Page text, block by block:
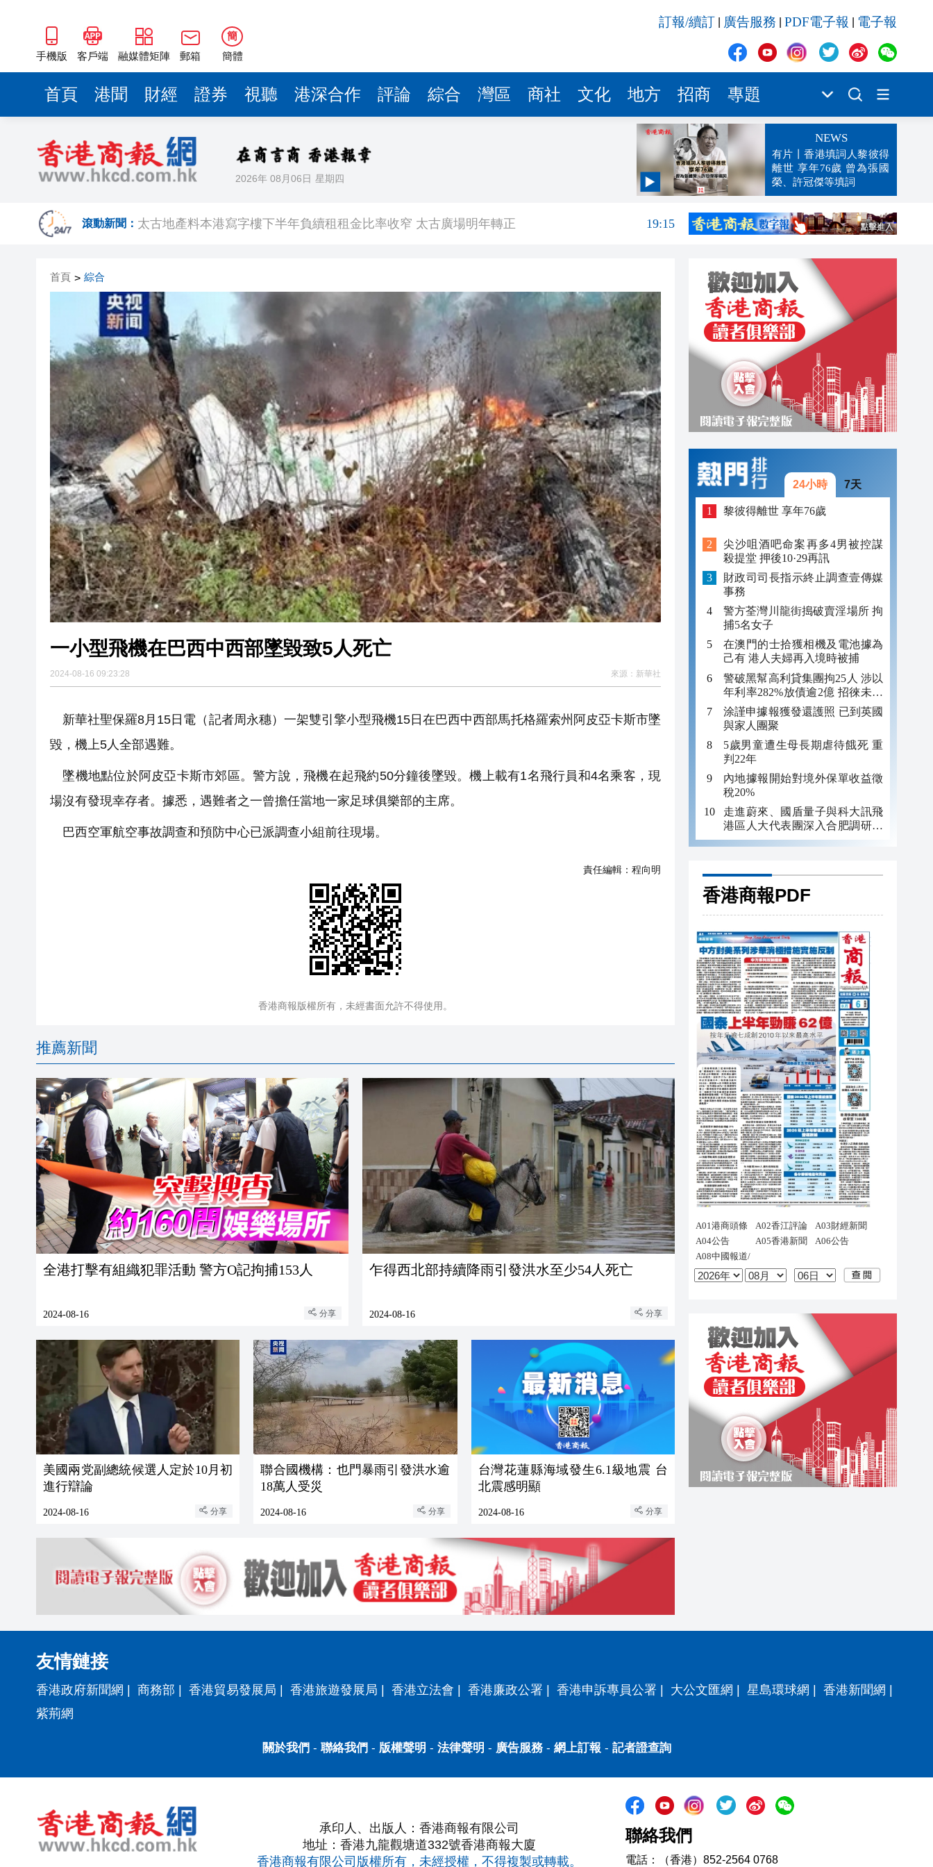
手機版 客戶端 融媒體矩陣 郵箱
簡
簡體
訂報/續訂 廣告服務 PDF電子報 電子報
首頁 港聞 財經 證券 視聽 港深合作 評論 綜合 灣區 商社 文化 地方 招商 專題
2026年 08月06日 星期四
NEWS
有片丨香港填詞人黎彼得
離世 享年76歲 曾為張國
榮、許冠傑等填詞
滾動新聞：
19:33
太古地產料本港寫字樓下半年負續租租金比率收窄 太古廣場明年轉正
19:15
涉詐騙投資者逾4億日圓 兩時任銀行經理判囚3年
18:16
香港女中國書畫家協會會員作品展開幕
18:15
有片丨墨西哥街頭一網紅直播時遭槍擊爆頭 當場斃命！
18:06
有片〡壽司店雪糕「抹」櫃邊 網民：做咩偷食我杯雪糕
18:05
首頁 > 綜合
一小型飛機在巴西中西部墜毀致5人死亡
2024-08-16 09:23:28 來源： 新華社
新華社聖保羅8月15日電（記者周永穗）一架雙引擎小型飛機15日在巴西中西部馬托格羅索州阿皮亞卡斯市墜
毀，機上5人全部遇難。
墜機地點位於阿皮亞卡斯市郊區。警方說，飛機在起飛約50分鐘後墜毀。機上載有1名飛行員和4名乘客，現
場沒有發現幸存者。據悉，遇難者之一曾擔任當地一家足球俱樂部的主席。
巴西空軍航空事故調查和預防中心已派調查小組前往現場。
責任編輯： 程向明
香港商報版權所有，未經書面允許不得使用。
推薦新聞
全港打擊有組織犯罪活動 警方O記拘捕153人
2024-08-16 分享
乍得西北部持續降雨引發洪水至少54人死亡
2024-08-16 分享
美國兩党副總統候選人定於10月初
進行辯論
2024-08-16 分享
聯合國機構：也門暴雨引發洪水逾
18萬人受災
2024-08-16 分享
台灣花蓮縣海域發生6.1級地震 台
北震感明顯
2024-08-16 分享
24小時 7天
黎彼得離世 享年76歲
尖沙咀酒吧命案再多4男被控謀
殺提堂 押後10·29再訊
財政司司長指示終止調查壹傳媒
事務
警方荃灣川龍街搗破賣淫場所 拘
捕5名女子
在澳門的士拾獲相機及電池據為
己有 港人夫婦再入境時被捕
警破黑幫高利貸集團拘25人 涉以
年利率282%放債逾2億 招徠未成
年追數
涂謹申據報獲發還護照 已到英國
與家人團聚
5歲男童遭生母長期虐待餓死 重
判22年
內地據報開始對境外保單收益徵
稅20%
走進蔚來、國盾量子與科大訊飛
港區人大代表團深入合肥調研科
創成果
香港商報PDF
友情鏈接
香港政府新聞網 | 商務部 | 香港貿易發展局 | 香港旅遊發展局 | 香港立法會 | 香港廉政公署 | 香港申訴專員公署 | 大公文匯網 | 星島環球網 | 香港新聞網 |
紫荊網
關於我們 - 聯絡我們 - 版權聲明 - 法律聲明 - 廣告服務- 網上訂報 - 記者證查詢
承印人、出版人：香港商報有限公司
地址：香港九龍觀塘道332號香港商報大廈
香港商報有限公司版權所有，未經授權，不得複製或轉載。
聯絡我們
電話：（香港）852-2564 0768